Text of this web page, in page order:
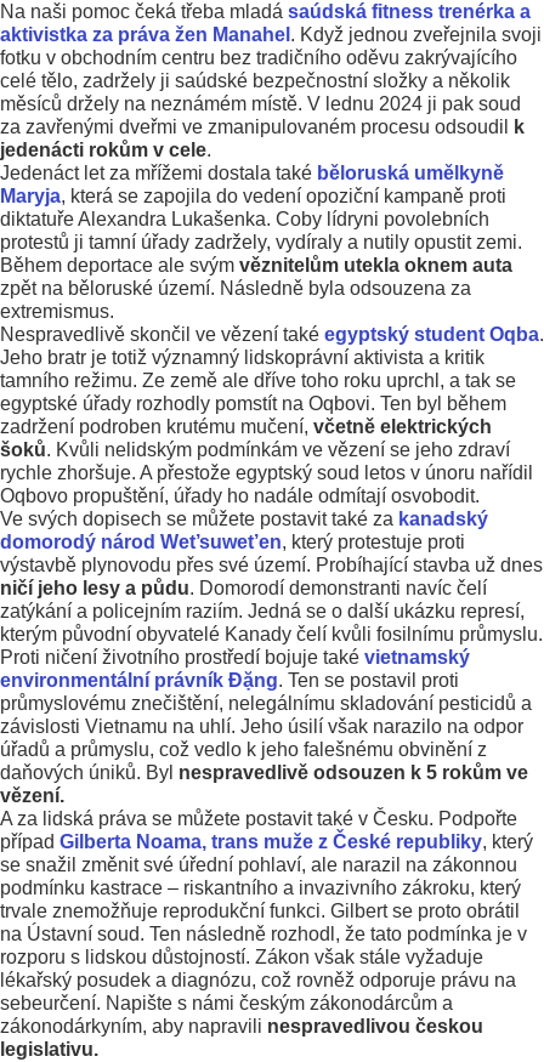
Na naši pomoc čeká třeba mladá saúdská fitness trenérka a
aktivistka za práva žen Manahel . Když jednou zveřejnila svoji
fotku v obchodním centru bez tradičního oděvu zakrývajícího
celé tělo, zadržely ji saúdské bezpečnostní složky a několik
měsíců držely na neznámém místě. V lednu 2024 ji pak soud
za zavřenými dveřmi ve zmanipulovaném procesu odsoudil
k
jedenácti rokům v cele.
Jedenáct let za mřížemi dostala také běloruská umělkyně
Maryja, která se zapojila do vedení opoziční kampaně proti
diktatuře Alexandra Lukašenka. Coby lídryni povolebních
protestů ji tamní úřady zadržely, vydíraly a nutily opustit zemi.
Během deportace ale svým věznitelům utekla oknem auta
zpět na běloruské území. Následně byla odsouzena za
extremismus.
Nespravedlivě skončil ve vězení také egyptský student Oqba.
Jeho bratr je totiž významný lidskoprávní aktivista a kritik
tamního režimu. Ze země ale dříve toho roku uprchl, a tak se
egyptské úřady rozhodly pomstít na Oqbovi. Ten byl během
zadržení podroben krutému mučení, včetně elektrických
šoků. Kvůli nelidským podmínkám ve vězení se jeho zdraví
rychle zhoršuje. A přestože egyptský soud letos v únoru nařídil
Oqbovo propuštění, úřady ho nadále odmítají osvobodit.
Ve svých dopisech se můžete postavit také za kanadský
domorodý národ Wet’suwet’en, který protestuje proti
výstavbě plynovodu přes své území. Probíhající stavba už dnes
ničí jeho lesy a půdu. Domorodí demonstranti navíc čelí
zatýkání a policejním raziím. Jedná se o další ukázku represí,
kterým původní obyvatelé Kanady čelí kvůli fosilnímu průmyslu.
Proti ničení životního prostředí bojuje také vietnamský
environmentální právník Đặng. Ten se postavil proti
průmyslovému znečištění, nelegálnímu skladování pesticidů a
závislosti Vietnamu na uhlí. Jeho úsilí však narazilo na odpor
úřadů a průmyslu, což vedlo k jeho falešnému obvinění z
daňových úniků. Byl nespravedlivě odsouzen k 5 rokům ve
vězení.
A za lidská práva se můžete postavit také v Česku. Podpořte
případ Gilberta Noama, trans muže z České republiky, který
se snažil změnit své úřední pohlaví, ale narazil na zákonnou
podmínku kastrace – riskantního a invazivního zákroku, který
trvale znemožňuje reprodukční funkci. Gilbert se proto obrátil
na Ústavní soud. Ten následně rozhodl, že tato podmínka je v
rozporu s lidskou důstojností. Zákon však stále vyžaduje
lékařský posudek a diagnózu, což rovněž odporuje právu na
sebeurčení. Napište s námi českým zákonodárcům a
zákonodárkyním, aby napravili nespravedlivou českou
legislativu.